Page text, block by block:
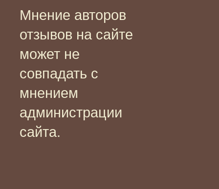
Мнение авторов
отзывов на сайте
может не
совпадать с
мнением
администрации
сайта.